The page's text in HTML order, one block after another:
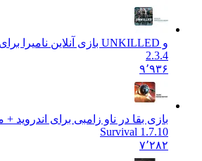
بازی بقا در ناو زامبی برای اندروید + مود
Survival 1.7.10